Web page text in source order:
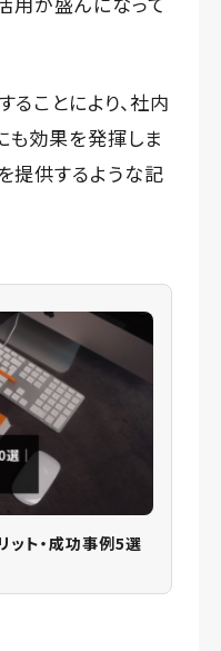
ことにより、社内
も効果を発揮しま
提供するような記
ット・成功事例5選